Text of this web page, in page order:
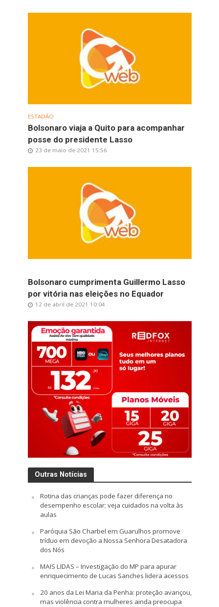
ESTADÃO
Bolsonaro viaja a Quito para acompanhar
posse do presidente Lasso
23 de maio de 2021 15:56
Bolsonaro cumprimenta Guillermo Lasso
por vitória nas eleições no Equador
12 de abril de 2021 10:04
Outras Notícias
Rotina das crianças pode fazer diferença no
desempenho escolar; veja cuidados na volta às
aulas
Paróquia São Charbel em Guarulhos promove
tríduo em devoção a Nossa Senhora Desatadora
dos Nós
MAIS LIDAS – Investigação do MP para apurar
enriquecimento de Lucas Sanches lidera acessos
20 anos da Lei Maria da Penha: proteção avançou,
mas violência contra mulheres ainda preocupa